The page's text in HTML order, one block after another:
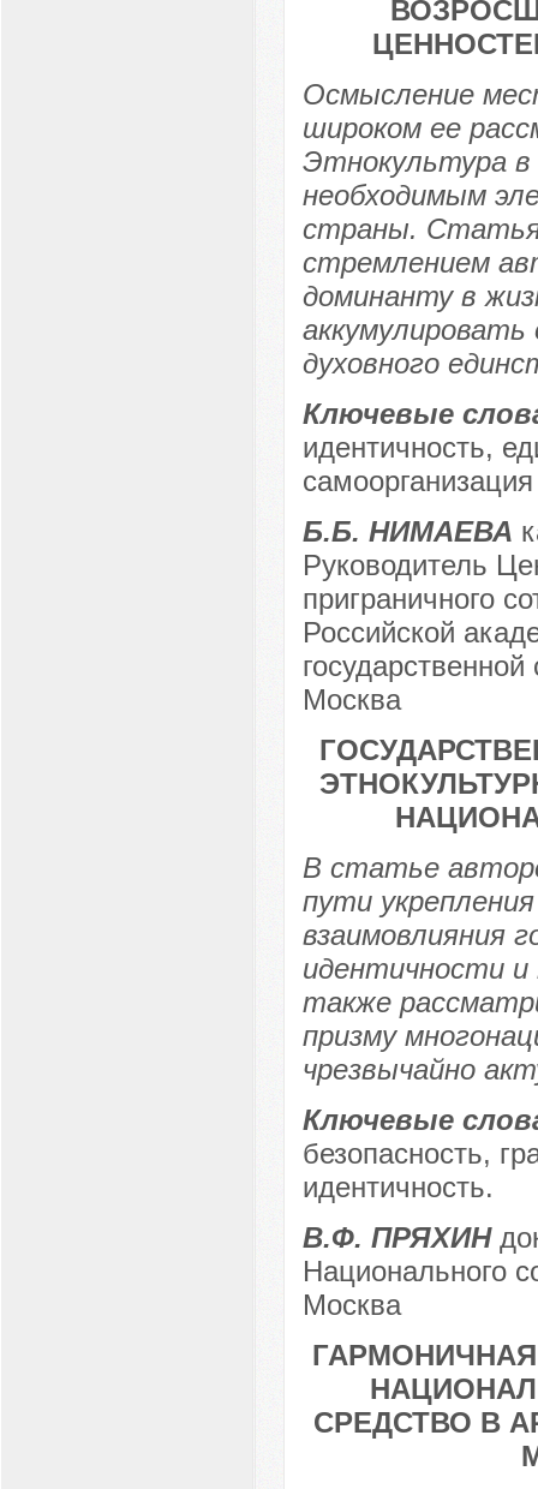
Осмысление
широком ее
Этнокультура
необходимым
страны. Статья
стремлением
доминанту в
аккумулировать
духовного
Ключевые
идентичность,
Б.Б. НИМАЕВА
Руководитель
приграничного
Российской
Москва
В статье
пути
взаимовлияния
идентичности и
также
призму
чрезвычайно
Ключевые
безопасность,
идентичность.
В.Ф. ПРЯХИН
Национального
Москва
СРЕДСТВО В